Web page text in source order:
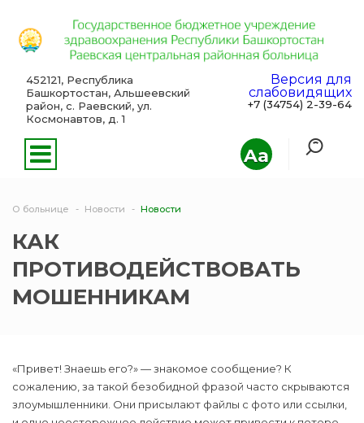
Aa
452121, Республика
Башкортостан, Альшеевский
район, с. Раевский, ул.
Космонавтов, д. 1
Версия для
слабовидящих
+7 (34754) 2-39-64
О больнице Новости Новости
КАК
ПРОТИВОДЕЙСТВОВАТЬ
МОШЕННИКАМ
«Привет! Знаешь его?» — знакомое сообщение? К
сожалению, за такой безобидной фразой часто скрываются
злоумышленники. Они присылают файлы с фото или ссылки,